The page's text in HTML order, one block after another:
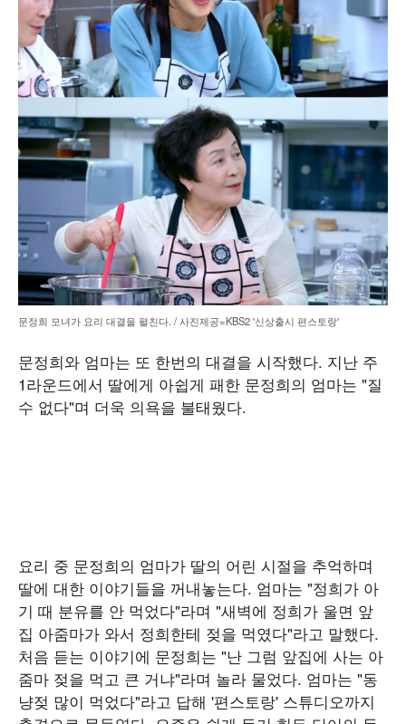
문정희 모녀가 요리 대결을 펼친다. / 사진제공=KBS2 '신상출시 편스토랑'
문정희와 엄마는 또 한번의 대결을 시작했다. 지난 주
1라운드에서 딸에게 아쉽게 패한 문정희의 엄마는 "질
수 없다"며 더욱 의욕을 불태웠다.
요리 중 문정희의 엄마가 딸의 어린 시절을 추억하며
딸에 대한 이야기들을 꺼내놓는다. 엄마는 "정희가 아
기 때 분유를 안 먹었다"라며 "새벽에 정희가 울면 앞
집 아줌마가 와서 정희한테 젖을 먹였다"라고 말했다.
처음 듣는 이야기에 문정희는 "난 그럼 앞집에 사는 아
줌마 젖을 먹고 큰 거냐"라며 놀라 물었다. 엄마는 "동
냥젖 많이 먹었다"라고 답해 '편스토랑' 스튜디오까지